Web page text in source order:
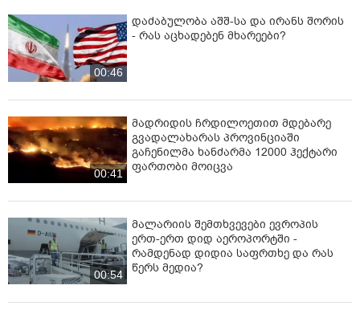
00:46
დაძაბულობა აშშ-სა და ირანს შორის
- რას აცხადებენ მხარეები?
00:41
მადრიდის ჩრდილოეთით მდებარე
გვადალახარას პროვინციაში
გაჩენილმა ხანძარმა 12000 ჰექტარი
ფართობი მოიცვა
00:54
მალარიის შემთხვევები ევროპის
ერთ-ერთ დიდ აეროპორტში -
რამდენად დიდია საფრთხე და რას
წერს მედია?